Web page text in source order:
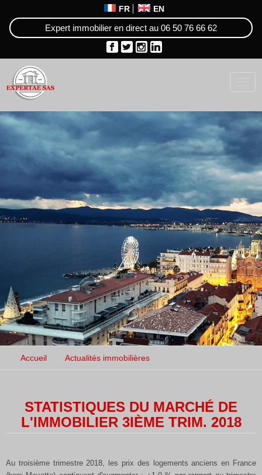
FR EN
Expert immobilier en direct au 06 50 76 66 62
Accueil Actualités immobilières
STATISTIQUES DU MARCHÉ DE
L'IMMOBILIER 3IÈME TRIM. 2018
Au troisième trimestre 2018, les prix des logements anciens en France